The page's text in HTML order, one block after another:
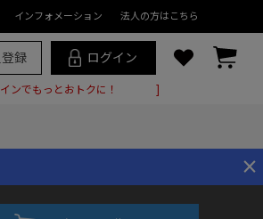
インフォメーション 法人の方はこちら
録 ログイン
ンでもっとおトクに！
×